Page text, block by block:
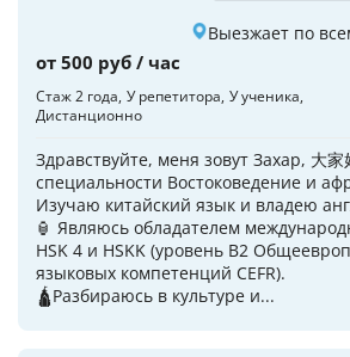
Выезжает по
от 500 руб / час
Стаж 2 года У репетитора У ученика
Дистанционно
Здравствуйте, меня зовут Захар, 大
специальности Востоковедение и
Изучаю китайский язык и владею
🏮 Являюсь обладателем
HSK 4 и HSKK (уровень B2
языковых компетенций CEFR).
🛕Разбираюсь в культуре и...